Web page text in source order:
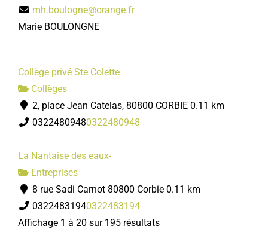
mh.boulogne@orange.fr
Marie BOULONGNE
Collège privé Ste Colette
Collèges
2, place Jean Catelas, 80800 CORBIE 0.11 km
03224809480322480948
La Nantaise des eaux-
Entreprises
8 rue Sadi Carnot 80800 Corbie 0.11 km
03224831940322483194
Affichage 1 à 20 sur 195 résultats